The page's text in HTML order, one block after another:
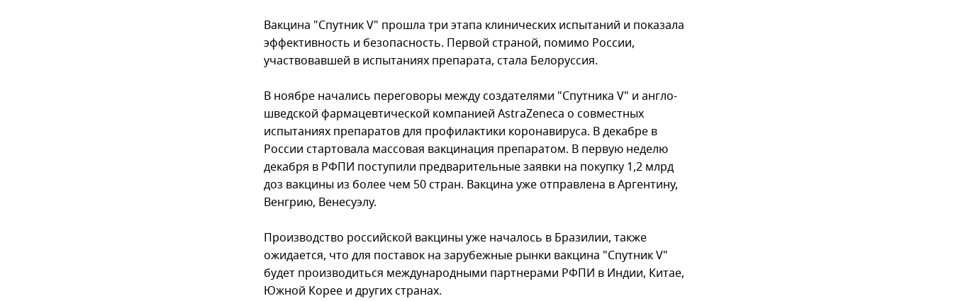
Вакцина "Спутник V" прошла три этапа клинических испытаний и показала
эффективность и безопасность. Первой страной, помимо России,
участвовавшей в испытаниях препарата, стала Белоруссия.
В ноябре начались переговоры между создателями "Спутника V" и англо-
шведской фармацевтической компанией AstraZeneca о совместных
испытаниях препаратов для профилактики коронавируса. В декабре в
России стартовала массовая вакцинация препаратом. В первую неделю
декабря в РФПИ поступили предварительные заявки на покупку 1,2 млрд
доз вакцины из более чем 50 стран. Вакцина уже отправлена в Аргентину,
Венгрию, Венесуэлу.
Производство российской вакцины уже началось в Бразилии, также
ожидается, что для поставок на зарубежные рынки вакцина "Спутник V"
будет производиться международными партнерами РФПИ в Индии, Китае,
Южной Корее и других странах.